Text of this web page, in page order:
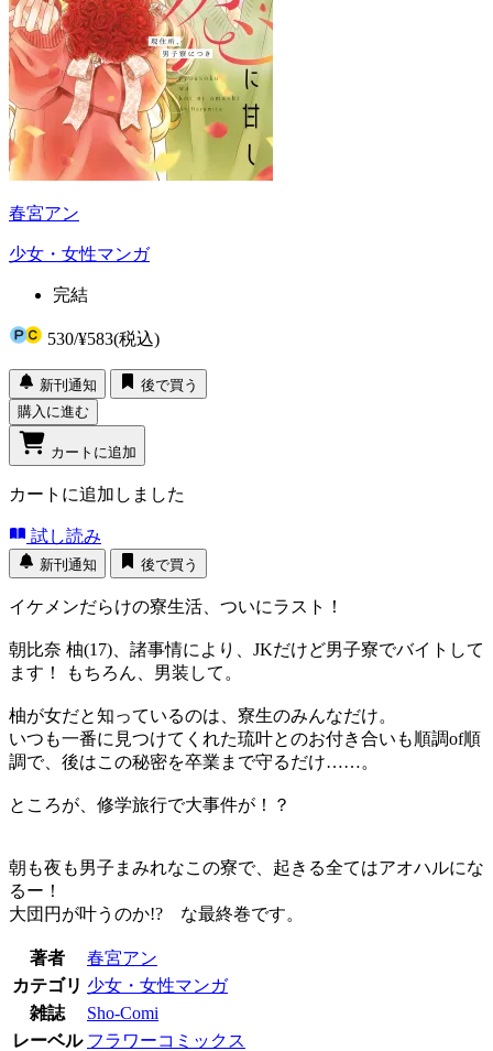
春宮アン
少女・女性マンガ
完結
530/¥583(税込)
新刊通知
後で買う
購入に進む
カートに追加
カートに追加しました
試し読み
新刊通知 後で買う
イケメンだらけの寮生活、ついにラスト！
朝比奈 柚(17)、諸事情により、JKだけど男子寮でバイトして
ます！ もちろん、男装して。
柚が女だと知っているのは、寮生のみんなだけ。
いつも一番に見つけてくれた琉叶とのお付き合いも順調of順
調で、後はこの秘密を卒業まで守るだけ……。
ところが、修学旅行で大事件が！？
朝も夜も男子まみれなこの寮で、起きる全てはアオハルにな
るー！
大団円が叶うのか!? な最終巻です。
著者
春宮アン
カテゴリ 少女・女性マンガ
雑誌
Sho-Comi
レーベル フラワーコミックス